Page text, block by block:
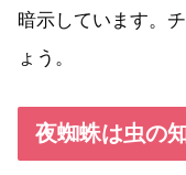
暗示しています。
ょう。
夜蜘蛛は虫の